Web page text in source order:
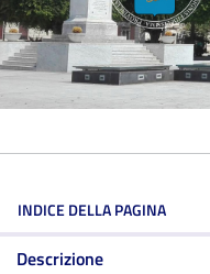
INDICE DELLA PAGINA
Descrizione